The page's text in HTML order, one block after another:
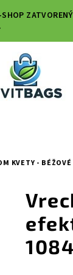
KVETY -